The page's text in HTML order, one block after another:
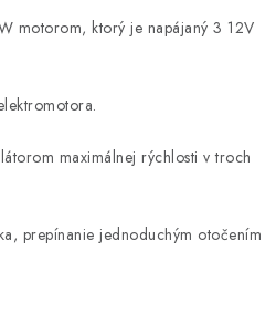
Obchodné podmienky
a obuvi rôznych značiek
motorom, ktorý je napájaný 3 12V
maximálnej rýchlosti v troch
prepínanie jednoduchým otočením